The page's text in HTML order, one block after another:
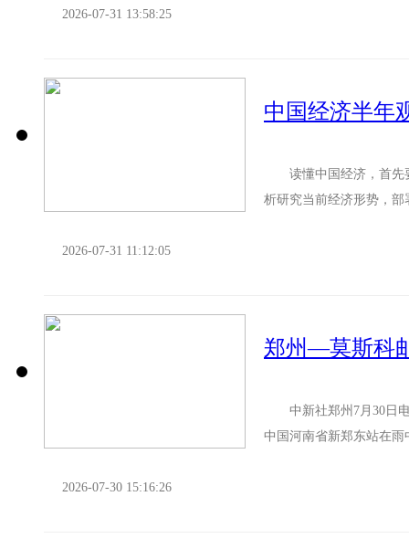
2026-07-31 13:58:25
中国经济半年
读懂中国经济，首先
析研究当前经济形势，
2026-07-31 11:12:05
郑州—莫斯科
中新社郑州7月30日电
中国河南省新郑东站在
2026-07-30 15:16:26